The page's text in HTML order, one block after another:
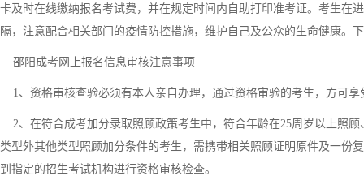
卡及时在线缴纳报名考试费，并在规定时间内自助打印准考证。考生在
隔，注意配合相关部门的疫情防控措施，维护自己及公众的生命健康。
邵阳成考网上报名信息审核注意事项
1、资格审核查验必须有本人亲自办理，通过资格审验的考生，方可享
2、在符合成考加分录取照顾政策考生中，符合年龄在25周岁以上照
类型外其他类型照顾加分条件的考生，需携带相关照顾证明原件及一份
到指定的招生考试机构进行资格审核检查。